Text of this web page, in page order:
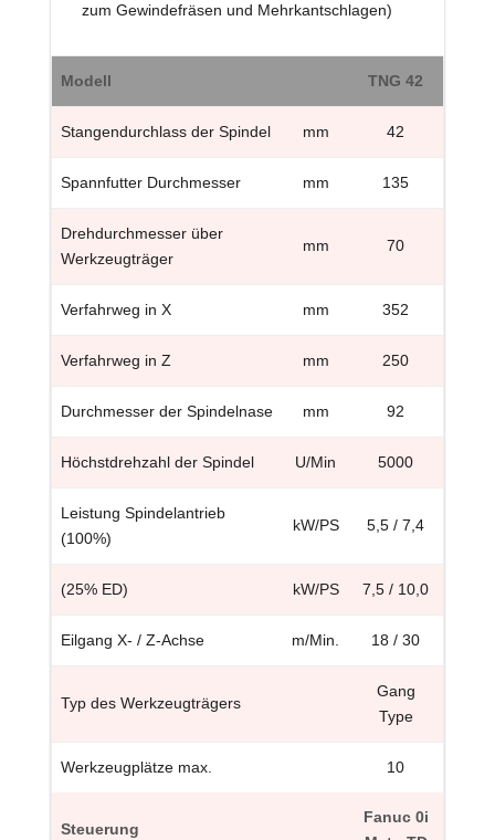
zum Gewindefräsen und Mehrkantschlagen)
Modell TNG 42
Stangendurchlass der Spindel mm 42
Spannfutter Durchmesser mm 135
Drehdurchmesser über
Werkzeugträger
mm 70
Verfahrweg in X mm 352
Verfahrweg in Z mm 250
Durchmesser der Spindelnase mm 92
Höchstdrehzahl der Spindel U/Min 5000
Leistung Spindelantrieb
(100%)
kW/PS 5,5 / 7,4
(25% ED) kW/PS 7,5 / 10,0
Eilgang X- / Z-Achse m/Min. 18 / 30
Typ des Werkzeugträgers
Gang
Type
Werkzeugplätze max. 10
Steuerung
Fanuc 0i